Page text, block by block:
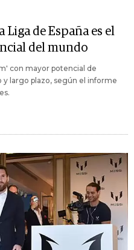
Liga de España es el
del mundo
con mayor potencial de
largo plazo, según el informe